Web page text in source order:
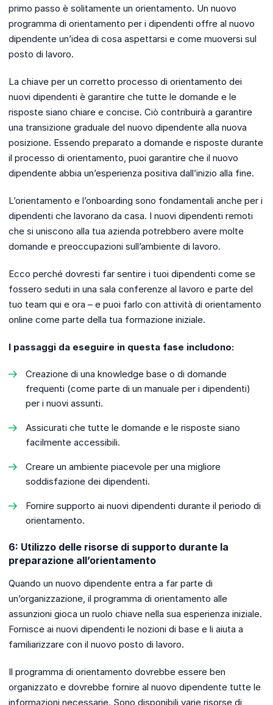
primo passo è solitamente un orientamento. Un nuovo
programma di orientamento per i dipendenti offre al nuovo
dipendente un’idea di cosa aspettarsi e come muoversi sul
posto di lavoro.
La chiave per un corretto processo di orientamento dei
nuovi dipendenti è garantire che tutte le domande e le
risposte siano chiare e concise. Ciò contribuirà a garantire
una transizione graduale del nuovo dipendente alla nuova
posizione. Essendo preparato a domande e risposte durante
il processo di orientamento, puoi garantire che il nuovo
dipendente abbia un’esperienza positiva dall’inizio alla fine.
L’orientamento e l’onboarding sono fondamentali anche per i
dipendenti che lavorano da casa. I nuovi dipendenti remoti
che si uniscono alla tua azienda potrebbero avere molte
domande e preoccupazioni sull’ambiente di lavoro.
Ecco perché dovresti far sentire i tuoi dipendenti come se
fossero seduti in una sala conferenze al lavoro e parte del
tuo team qui e ora – e puoi farlo con attività di orientamento
online come parte della tua formazione iniziale.
I passaggi da eseguire in questa fase includono:
Creazione di una knowledge base o di domande
frequenti (come parte di un manuale per i dipendenti)
per i nuovi assunti.
Assicurati che tutte le domande e le risposte siano
facilmente accessibili.
Creare un ambiente piacevole per una migliore
soddisfazione dei dipendenti.
Fornire supporto ai nuovi dipendenti durante il periodo di
orientamento.
6: Utilizzo delle risorse di supporto durante la
preparazione all’orientamento
Quando un nuovo dipendente entra a far parte di
un’organizzazione, il programma di orientamento alle
assunzioni gioca un ruolo chiave nella sua esperienza iniziale.
Fornisce ai nuovi dipendenti le nozioni di base e li aiuta a
familiarizzare con il nuovo posto di lavoro.
Il programma di orientamento dovrebbe essere ben
organizzato e dovrebbe fornire al nuovo dipendente tutte le
informazioni necessarie. Sono disponibili varie risorse di